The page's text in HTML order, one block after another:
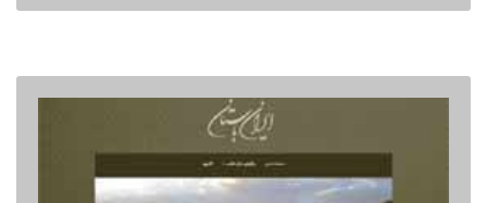
قالب - AAG00